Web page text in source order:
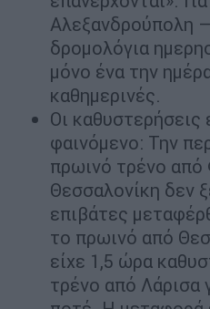
Αλεξανδρούπολη
δρομολόγια
μόνο ένα την
καθημερινές.
Οι καθυστερήσεις
φαινόμενο: Την
πρωινό τρένο από
Θεσσαλονίκη δεν
επιβάτες
το πρωινό από
είχε 1,5 ώρα
τρένο από Λάρισα